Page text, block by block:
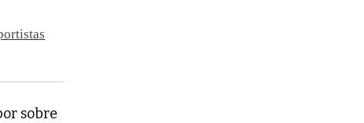
sobre